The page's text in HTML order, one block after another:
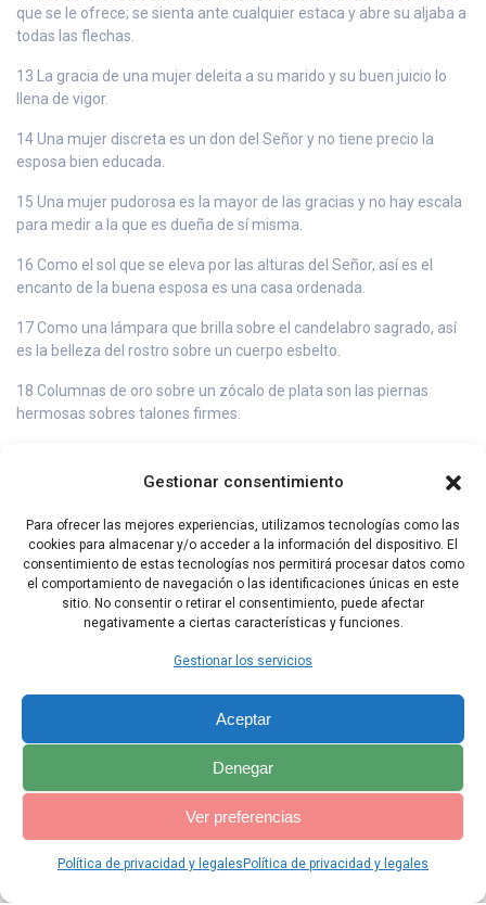
Gestionar consentimiento
Para ofrecer las mejores experiencias, utilizamos tecnologías como las
cookies para almacenar y/o acceder a la información del dispositivo. El
consentimiento de estas tecnologías nos permitirá procesar datos como
el comportamiento de navegación o las identificaciones únicas en este
sitio. No consentir o retirar el consentimiento, puede afectar
negativamente a ciertas características y funciones.
Gestionar los servicios
Aceptar
Denegar
Ver preferencias
Política de privacidad y legales Política de privacidad y legales
que se le ofrece; se sienta ante cualquier estaca y abre su aljaba a
todas las flechas.
13 La gracia de una mujer deleita a su marido y su buen juicio lo
llena de vigor.
14 Una mujer discreta es un don del Señor y no tiene precio la
esposa bien educada.
15 Una mujer pudorosa es la mayor de las gracias y no hay escala
para medir a la que es dueña de sí misma.
16 Como el sol que se eleva por las alturas del Señor, así es el
encanto de la buena esposa es una casa ordenada.
17 Como una lámpara que brilla sobre el candelabro sagrado, así
es la belleza del rostro sobre un cuerpo esbelto.
18 Columnas de oro sobre un zócalo de plata son las piernas
hermosas sobres talones firmes.
enciende mi enojo: un guerrero sumido en la indigencia, los
justicia al pecado: a este, el Señor lo destina a la espada.
29 Difícilmente un comerciante se libra de incurrir en falta, y un
negociante no estará exento de pecado.
Capítulo Anterior Capítulo Siguiente